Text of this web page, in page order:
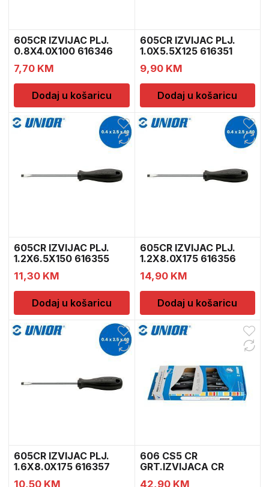
605CR IZVIJAC PLJ.
0.8X4.0X100 616346
7,70 KM
Dodaj u košaricu
605CR IZVIJAC PLJ.
1.0X5.5X125 616351
9,90 KM
Dodaj u košaricu
605CR IZVIJAC PLJ.
1.2X6.5X150 616355
11,30 KM
Dodaj u košaricu
605CR IZVIJAC PLJ.
1.2X8.0X175 616356
14,90 KM
Dodaj u košaricu
605CR IZVIJAC PLJ.
1.6X8.0X175 616357
10,50 KM
606 CS5 CR
GRT.IZVIJACA CR
42,90 KM